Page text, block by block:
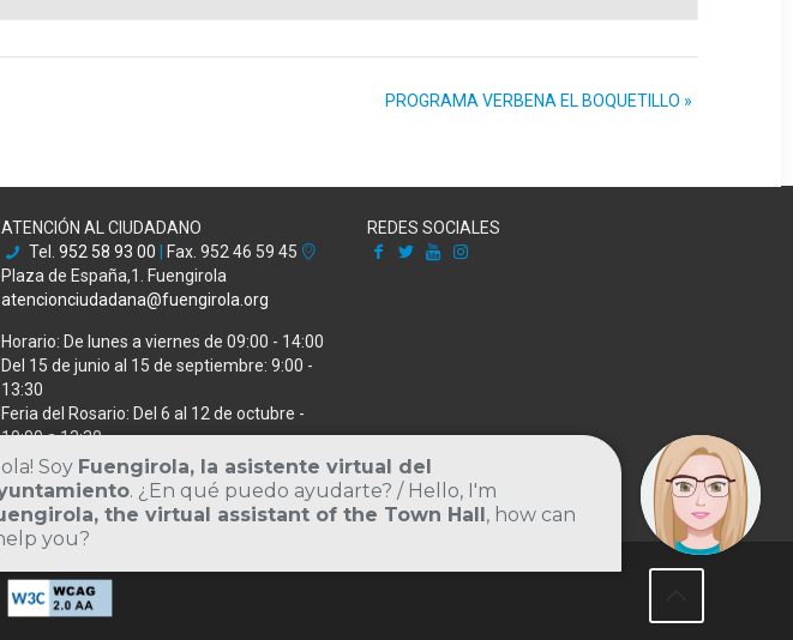
PROGRAMA VERBENA EL BOQUETILLO »
ATENCIÓN AL CIUDADANO
Tel. 952 58 93 00
Fax. 952 46 59 45
Plaza de España,1. Fuengirola
atencionciudadana@fuengirola.org
Horario: De lunes a viernes de 09:00 - 14:00
Del 15 de junio al 15 de septiembre: 9:00 -
13:30
Feria del Rosario: Del 6 al 12 de octubre -
10:00 a 13:30
DIRECTORIO MUNICIPAL
REDES SOCIALES
Facebook
X Youtube